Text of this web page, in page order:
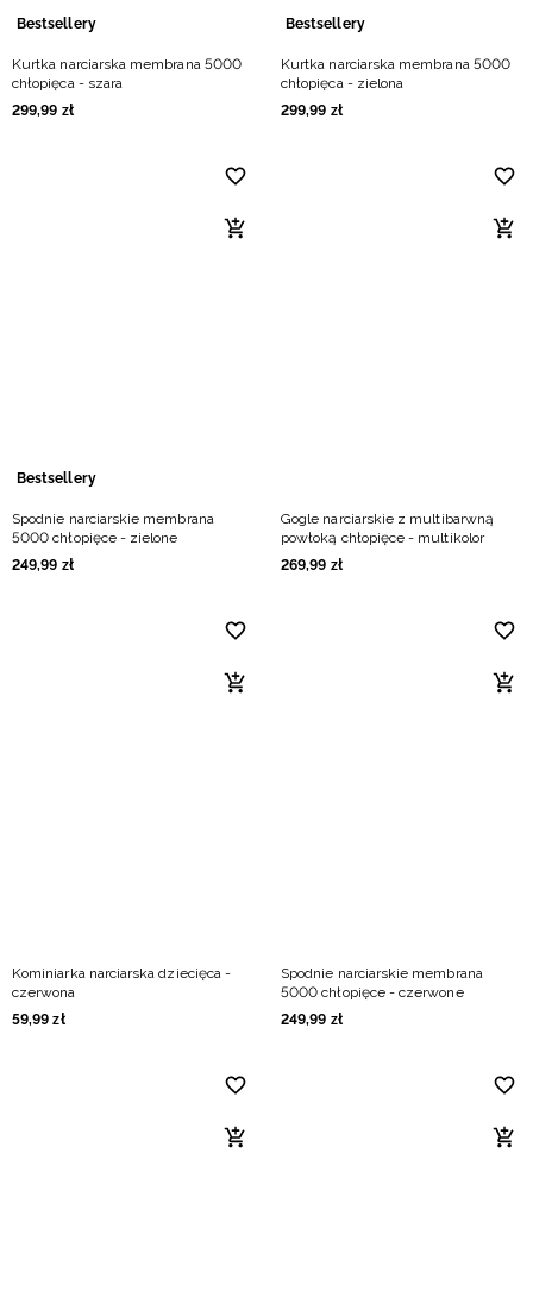
Bestsellery
Kurtka narciarska membrana 5000
chłopięca - szara
299,99 zł
Bestsellery
Kurtka narciarska membrana 5000
chłopięca - zielona
299,99 zł
Bestsellery
Spodnie narciarskie membrana
5000 chłopięce - zielone
249,99 zł
Gogle narciarskie z multibarwną
powłoką chłopięce - multikolor
269,99 zł
Kominiarka narciarska dziecięca -
czerwona
59,99 zł
Spodnie narciarskie membrana
5000 chłopięce - czerwone
249,99 zł